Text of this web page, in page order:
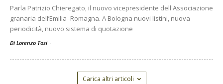
Parla Patrizio Chieregato, il nuovo vicepresidente dell'Associazione
granaria dell’Emilia–Romagna. A Bologna nuovi listini, nuova
periodicità, nuovo sistema di quotazione
Di Lorenzo Tosi -
Carica altri articoli